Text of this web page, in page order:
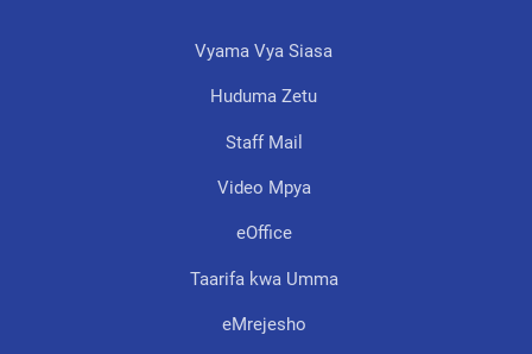
Vyama Vya Siasa
Huduma Zetu
Staff Mail
Video Mpya
eOffice
Taarifa kwa Umma
eMrejesho